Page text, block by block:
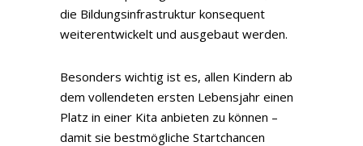
die Bildungsinfrastruktur konsequent
weiterentwickelt und ausgebaut werden.
Besonders wichtig ist es, allen Kindern ab
dem vollendeten ersten Lebensjahr einen
Platz in einer Kita anbieten zu können –
damit sie bestmögliche Startchancen